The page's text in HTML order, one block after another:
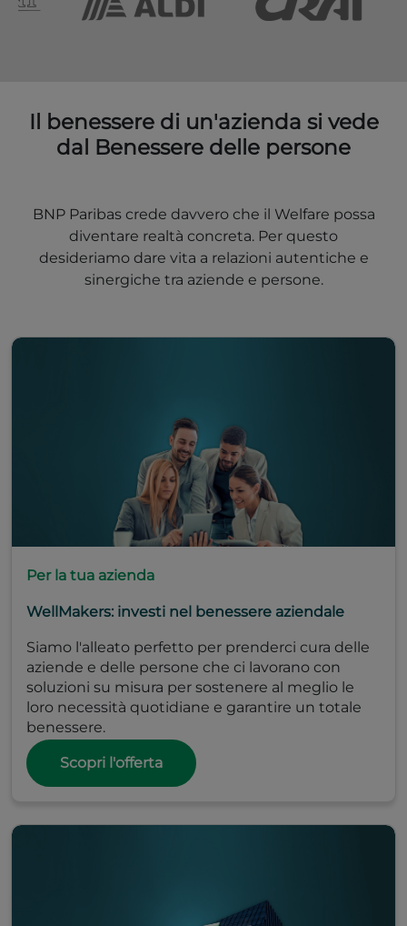
Il benessere di un'azienda si vede
dal Benessere delle persone
BNP Paribas crede davvero che il Welfare possa
diventare realtà concreta. Per questo
desideriamo dare vita a relazioni autentiche e
sinergiche tra aziende e persone.
Per la tua azienda
WellMakers: investi nel benessere aziendale
Siamo l'alleato perfetto per prenderci cura delle
aziende e delle persone che ci lavorano con
soluzioni su misura per sostenere al meglio le
loro necessità quotidiane e garantire un totale
benessere.
Scopri l'offerta